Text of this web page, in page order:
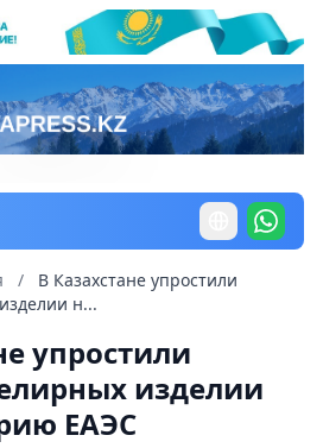
/
В Казахстане упростили
н...
упростили
изделии
ЕАЭС